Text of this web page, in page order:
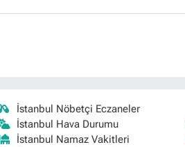
İstanbul Nöbetçi Eczaneler
İstanbul Hava Durumu
İstanbul Namaz Vakitleri